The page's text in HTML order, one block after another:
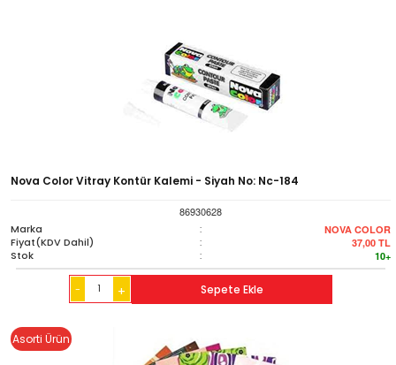
Nova Color Vitray Kontür Kalemi - Siyah No: Nc-184
86930628
Marka
: NOVA COLOR
Fiyat(KDV Dahil) : 37,00 TL
Stok : 10+
- + Sepete Ekle
Asorti Ürün